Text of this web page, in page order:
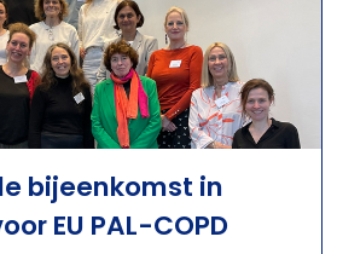
bijeenkomst in
EU PAL-COPD